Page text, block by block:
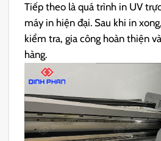
Tiếp theo là quá trình in UV
máy in hiện đại. Sau khi in
kiểm tra, gia công hoàn thiện
hàng.